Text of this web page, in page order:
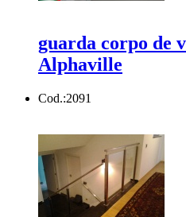
guarda corpo de
Alphaville
Cod.:2091